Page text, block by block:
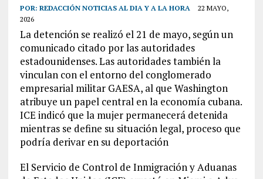
POR: REDACCIÓN NOTICIAS AL DIA Y A LA HORA
22 MAYO,
2026
La detención se realizó el 21 de mayo, según un
comunicado citado por las autoridades
estadounidenses. Las autoridades también la
vinculan con el entorno del conglomerado
empresarial militar GAESA, al que Washington
atribuye un papel central en la economía cubana.
ICE indicó que la mujer permanecerá detenida
mientras se define su situación legal, proceso que
podría derivar en su deportación
El Servicio de Control de Inmigración y Aduanas